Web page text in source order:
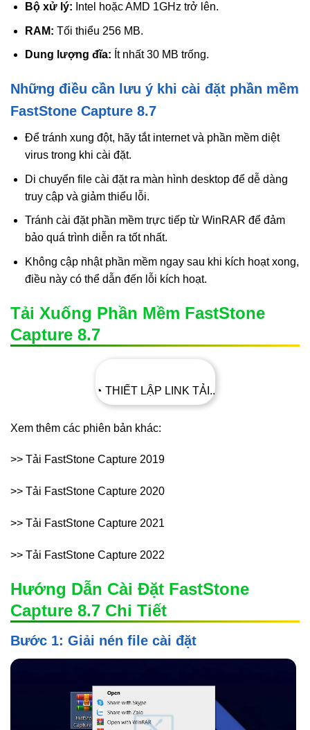
Bộ xử lý: Intel hoặc AMD 1GHz trở lên.
RAM: Tối thiểu 256 MB.
Dung lượng đĩa: Ít nhất 30 MB trống.
Những điều cần lưu ý khi cài đặt phần mềm
FastStone Capture 8.7
Để tránh xung đột, hãy tắt internet và phần mềm diệt
virus trong khi cài đặt.
Di chuyển file cài đặt ra màn hình desktop để dễ dàng
truy cập và giảm thiểu lỗi.
Tránh cài đặt phần mềm trực tiếp từ WinRAR để đảm
bảo quá trình diễn ra tốt nhất.
Không cập nhật phần mềm ngay sau khi kích hoạt xong,
điều này có thể dẫn đến lỗi kích hoạt.
Tải Xuống Phần Mềm FastStone
Capture 8.7
◔ THIẾT LẬP LINK TẢI..
Xem thêm các phiên bản khác:
>> Tải FastStone Capture 2019
>> Tải FastStone Capture 2020
>> Tải FastStone Capture 2021
>> Tải FastStone Capture 2022
Hướng Dẫn Cài Đặt FastStone
Capture 8.7 Chi Tiết
Bước 1: Giải nén file cài đặt